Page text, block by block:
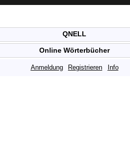
QNELL
Online Wörterbücher
Anmeldung Registrieren Info